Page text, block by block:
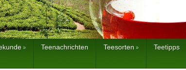
» Teenachrichten Teesorten » Teetipps